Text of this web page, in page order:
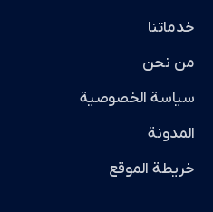
خدماتنا
من نحن
سياسة الخصوصية
المدونة
خريطة الموقع